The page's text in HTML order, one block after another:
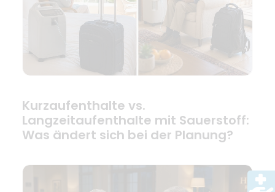
Kurzaufenthalte vs.
Langzeitaufenthalte mit Sauerstoff:
Was ändert sich bei der Planung?